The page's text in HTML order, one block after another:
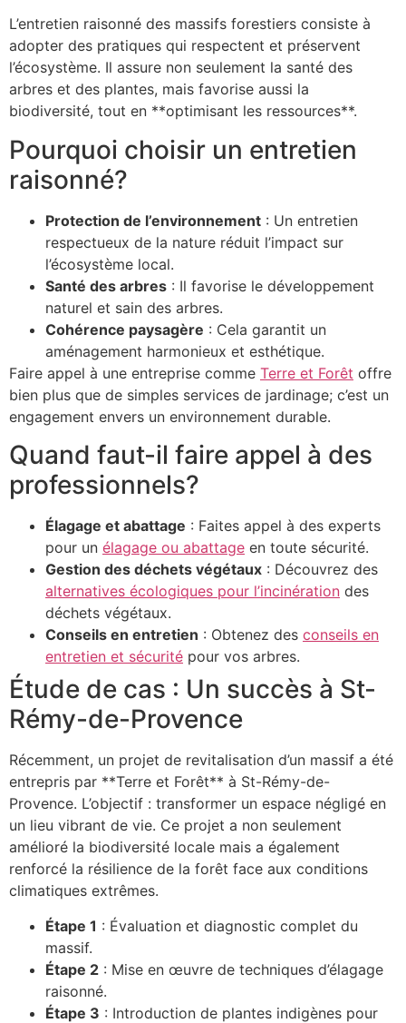
L’entretien raisonné des massifs forestiers consiste à
adopter des pratiques qui respectent et préservent
l’écosystème. Il assure non seulement la santé des
arbres et des plantes, mais favorise aussi la
biodiversité, tout en **optimisant les ressources**.
Pourquoi choisir un entretien
raisonné?
Protection de l’environnement : Un entretien
respectueux de la nature réduit l’impact sur
l’écosystème local.
Santé des arbres : Il favorise le développement
naturel et sain des arbres.
Cohérence paysagère : Cela garantit un
aménagement harmonieux et esthétique.
Faire appel à une entreprise comme Terre et Forêt offre
bien plus que de simples services de jardinage; c’est un
engagement envers un environnement durable.
Quand faut-il faire appel à des
professionnels?
Élagage et abattage : Faites appel à des experts
pour un élagage ou abattage en toute sécurité.
Gestion des déchets végétaux : Découvrez des
alternatives écologiques pour l’incinération des
déchets végétaux.
Conseils en entretien : Obtenez des conseils en
entretien et sécurité pour vos arbres.
Étude de cas : Un succès à St-
Rémy-de-Provence
Récemment, un projet de revitalisation d’un massif a été
entrepris par **Terre et Forêt** à St-Rémy-de-
Provence. L’objectif : transformer un espace négligé en
un lieu vibrant de vie. Ce projet a non seulement
amélioré la biodiversité locale mais a également
renforcé la résilience de la forêt face aux conditions
climatiques extrêmes.
Étape 1 : Évaluation et diagnostic complet du
massif.
Étape 2 : Mise en œuvre de techniques d’élagage
raisonné.
Étape 3 : Introduction de plantes indigènes pour